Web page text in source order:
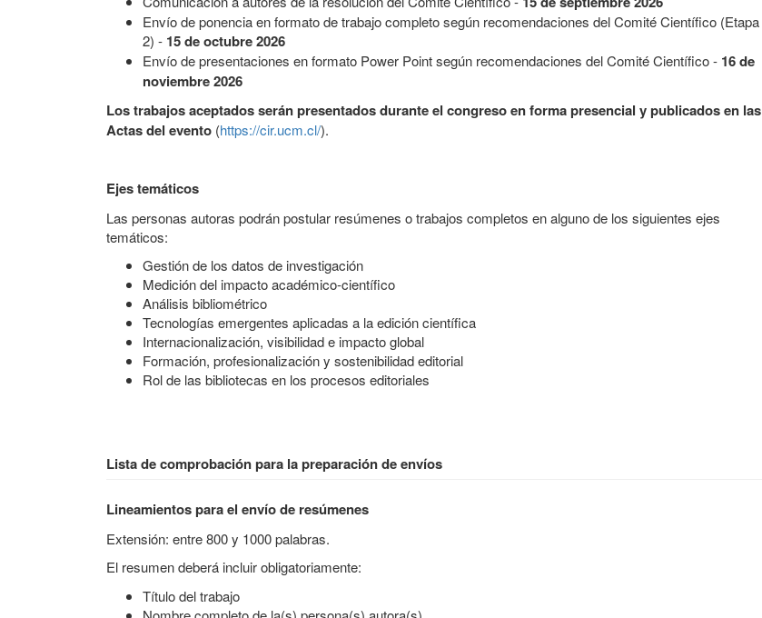
Envío de ponencia en formato de trabajo completo según recomendaciones del Comité Científico (Etapa
2) - 15 de octubre 2026
Envío de presentaciones en formato Power Point según recomendaciones del Comité Científico - 16 de
noviembre 2026
Los trabajos aceptados serán presentados durante el congreso en forma presencial y publicados en las
Actas del evento (https://cir.ucm.cl/).
Ejes temáticos
Las personas autoras podrán postular resúmenes o trabajos completos en alguno de los siguientes ejes
temáticos:
Gestión de los datos de investigación
Medición del impacto académico-científico
Análisis bibliométrico
Tecnologías emergentes aplicadas a la edición científica
Internacionalización, visibilidad e impacto global
Formación, profesionalización y sostenibilidad editorial
Rol de las bibliotecas en los procesos editoriales
Lista de comprobación para la preparación de envíos
Lineamientos para el envío de resúmenes
Extensión: entre 800 y 1000 palabras.
El resumen deberá incluir obligatoriamente:
Título del trabajo